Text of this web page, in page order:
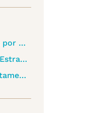
O que é Pensamento Estratégico e por que é essencial?
Como Desenvolver o Pensamento Estratégico na Sua Empresa
Pensamento Estratégico no Departamento de Marketing